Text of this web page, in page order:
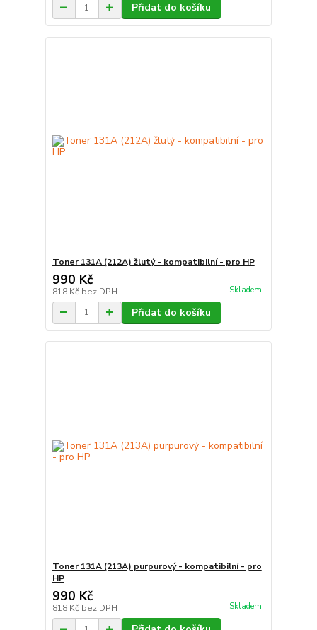
Přidat do košíku
Toner 131A (212A) žlutý - kompatibilní - pro HP
990 Kč
818 Kč bez DPH Skladem
Přidat do košíku
Toner 131A (213A) purpurový - kompatibilní - pro
HP
990 Kč
818 Kč bez DPH Skladem